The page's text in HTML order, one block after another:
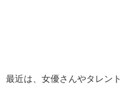
最近は、女優さんやタレン